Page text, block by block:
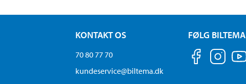
KONTAKT OS
70 80 77 70
kundeservice@biltema.dk
FØLG BILTEMA